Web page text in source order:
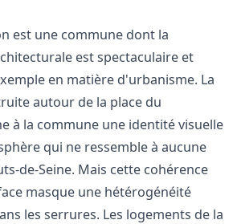
est une commune dont la
est spectaculaire et
en matière d'urbanisme. La
autour de la place du
à la commune une identité visuelle
qui ne ressemble à aucune
de-Seine. Mais cette cohérence
masque une hétérogénéité
les serrures. Les logements de la